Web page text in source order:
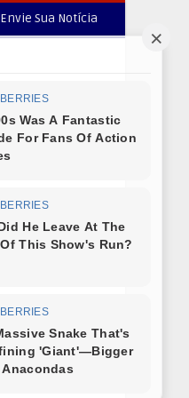
Envie Sua Notícia